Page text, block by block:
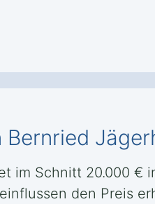
im Schnitt 20.000 €
den Preis